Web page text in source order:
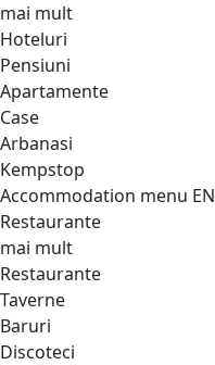
mai mult
Hoteluri
Pensiuni
Apartamente
Case
Arbanasi
Kempstop
Accommodation menu EN
Restaurante
mai mult
Restaurante
Taverne
Baruri
Discoteci